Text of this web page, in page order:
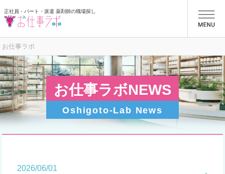
正社員・パート・派遣 薬剤師の職場探し
お仕事ラボ
お仕事ラボNEWS
Oshigoto-Lab News
2026/06/01